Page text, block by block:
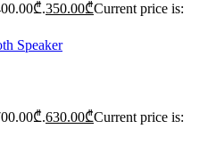
350.00₾Current price is:
630.00₾Current price is: